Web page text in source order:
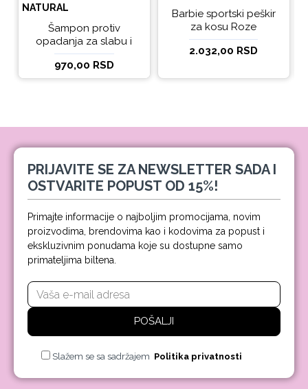
NATURAL
Šampon protiv
opadanja za slabu i
tanku kosu beBio
natural 300ml
970,00 RSD
Barbie sportski peškir
za kosu Roze
2.032,00 RSD
PRIJAVITE SE ZA NEWSLETTER SADA I
OSTVARITE POPUST OD 15%!
Primajte informacije o najboljim promocijama, novim
proizvodima, brendovima kao i kodovima za popust i
ekskluzivnim ponudama koje su dostupne samo
primateljima biltena.
POŠALJI
Slažem se sa sadržajem Politika privatnosti